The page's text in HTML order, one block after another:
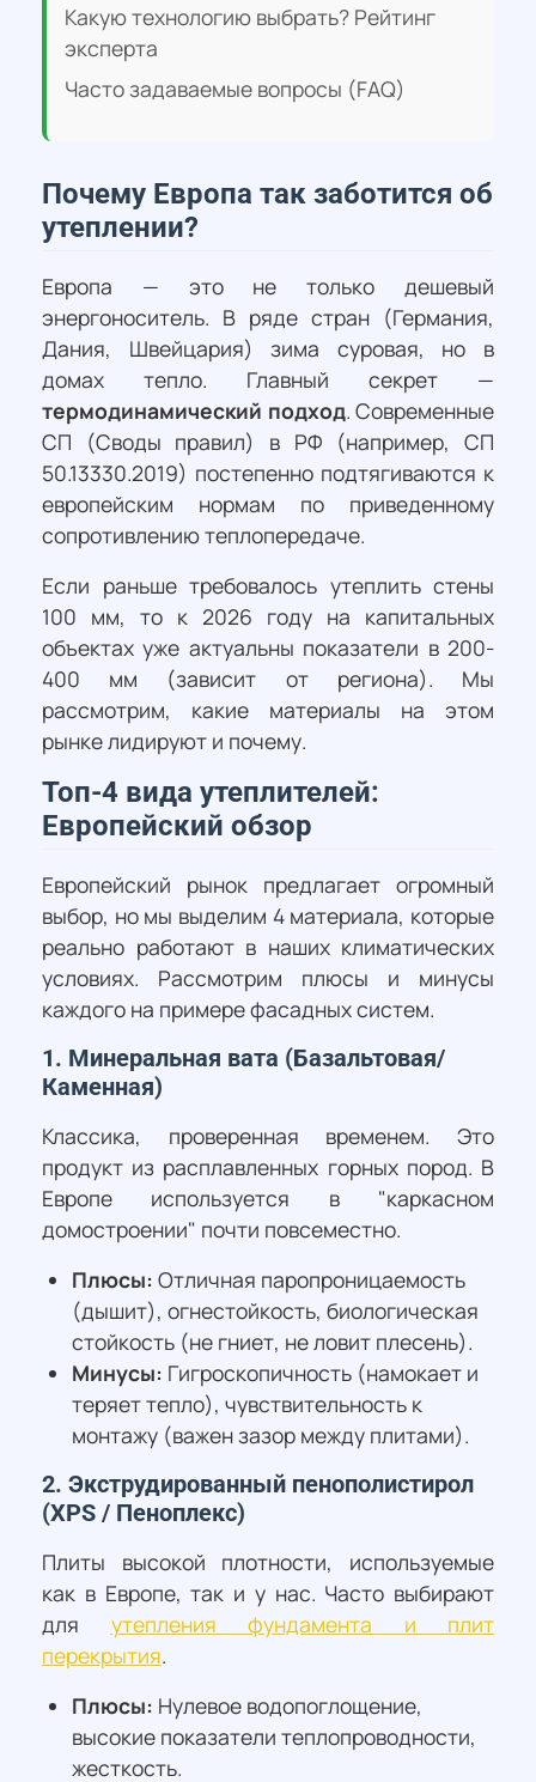
Какую технологию выбрать? Рейтинг
эксперта
Часто задаваемые вопросы (FAQ)
Почему Европа так заботится об
утеплении?
Европа — это не только дешевый
энергоноситель. В ряде стран (Германия,
Дания, Швейцария) зима суровая, но в
домах тепло. Главный секрет —
термодинамический подход. Современные
СП (Своды правил) в РФ (например, СП
50.13330.2019) постепенно подтягиваются к
европейским нормам по приведенному
сопротивлению теплопередаче.
Если раньше требовалось утеплить стены
100 мм, то к 2026 году на капитальных
объектах уже актуальны показатели в 200-
400 мм (зависит от региона). Мы
рассмотрим, какие материалы на этом
рынке лидируют и почему.
Топ-4 вида утеплителей:
Европейский обзор
Европейский рынок предлагает огромный
выбор, но мы выделим 4 материала, которые
реально работают в наших климатических
условиях. Рассмотрим плюсы и минусы
каждого на примере фасадных систем.
1. Минеральная вата (Базальтовая/
Каменная)
Классика, проверенная временем. Это
продукт из расплавленных горных пород. В
Европе используется в "каркасном
домостроении" почти повсеместно.
Плюсы: Отличная паропроницаемость
(дышит), огнестойкость, биологическая
стойкость (не гниет, не ловит плесень).
Минусы: Гигроскопичность (намокает и
теряет тепло), чувствительность к
монтажу (важен зазор между плитами).
2. Экструдированный пенополистирол
(XPS / Пеноплекс)
Плиты высокой плотности, используемые
как в Европе, так и у нас. Часто выбирают
для утепления фундамента и плит
перекрытия.
Плюсы: Нулевое водопоглощение,
высокие показатели теплопроводности,
жесткость.